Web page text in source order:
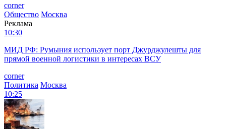
corner
Общество Москва
Реклама
10:30
МИД РФ: Румыния использует порт Джурджулешты для
прямой военной логистики в интересах ВСУ
corner
Политика Москва
10:25